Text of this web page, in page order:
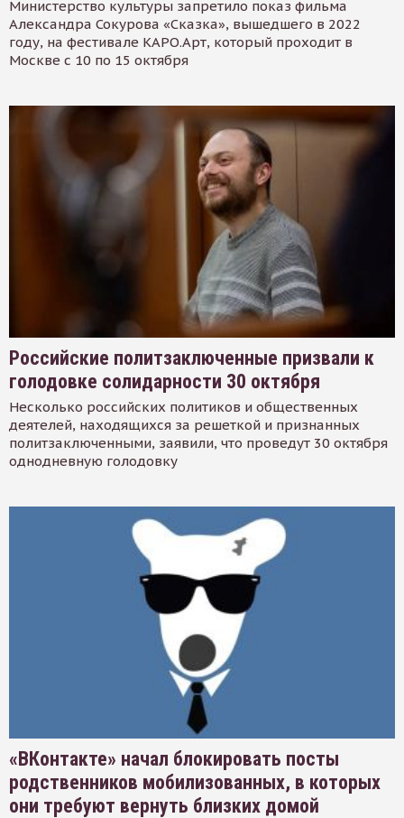
Министерство культуры запретило показ фильма
Александра Сокурова «Сказка», вышедшего в 2022
году, на фестивале КАРО.Арт, который проходит в
Москве с 10 по 15 октября
Российские политзаключенные призвали к
голодовке солидарности 30 октября
Несколько российских политиков и общественных
деятелей, находящихся за решеткой и признанных
политзаключенными, заявили, что проведут 30 октября
однодневную голодовку
«ВКонтакте» начал блокировать посты
родственников мобилизованных, в которых
они требуют вернуть близких домой